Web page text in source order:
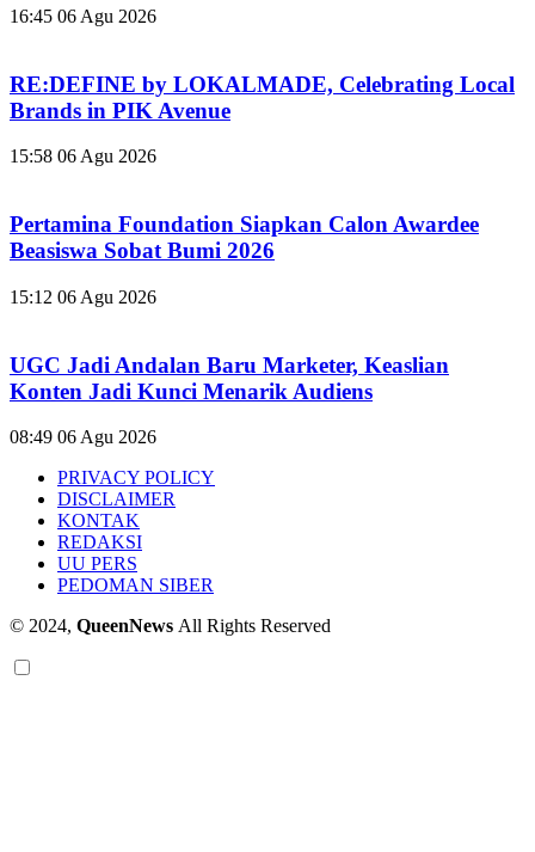
16:45 06 Agu 2026
RE:DEFINE by LOKALMADE, Celebrating Local
Brands in PIK Avenue
15:58 06 Agu 2026
Pertamina Foundation Siapkan Calon Awardee
Beasiswa Sobat Bumi 2026
15:12 06 Agu 2026
UGC Jadi Andalan Baru Marketer, Keaslian
Konten Jadi Kunci Menarik Audiens
08:49 06 Agu 2026
PRIVACY POLICY
DISCLAIMER
KONTAK
REDAKSI
UU PERS
PEDOMAN SIBER
© 2024, QueenNews All Rights Reserved